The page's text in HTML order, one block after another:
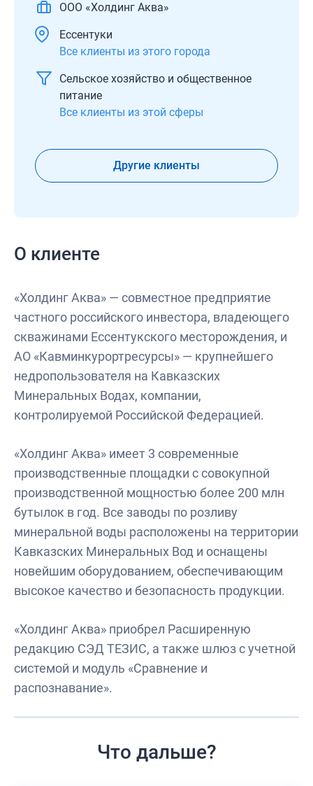
ООО «Холдинг Аква»
Ессентуки
Все клиенты из этого города
Сельское хозяйство и общественное
питание
Все клиенты из этой сферы
Другие клиенты
О клиенте
«Холдинг Аква» — совместное предприятие
частного российского инвестора, владеющего
скважинами Ессентукского месторождения, и
АО «Кавминкурортресурсы» — крупнейшего
недропользователя на Кавказских
Минеральных Водах, компании,
контролируемой Российской Федерацией.
«Холдинг Аква» имеет 3 современные
производственные площадки с совокупной
производственной мощностью более 200 млн
бутылок в год. Все заводы по розливу
минеральной воды расположены на территории
Кавказских Минеральных Вод и оснащены
новейшим оборудованием, обеспечивающим
высокое качество и безопасность продукции.
«Холдинг Аква» приобрел Расширенную
редакцию СЭД ТЕЗИС, а также шлюз с учетной
системой и модуль «Сравнение и
распознавание».
Что дальше?